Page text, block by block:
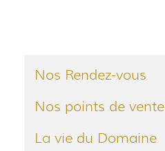
Nos Rendez-vous
Nos points de vente
La vie du Domaine